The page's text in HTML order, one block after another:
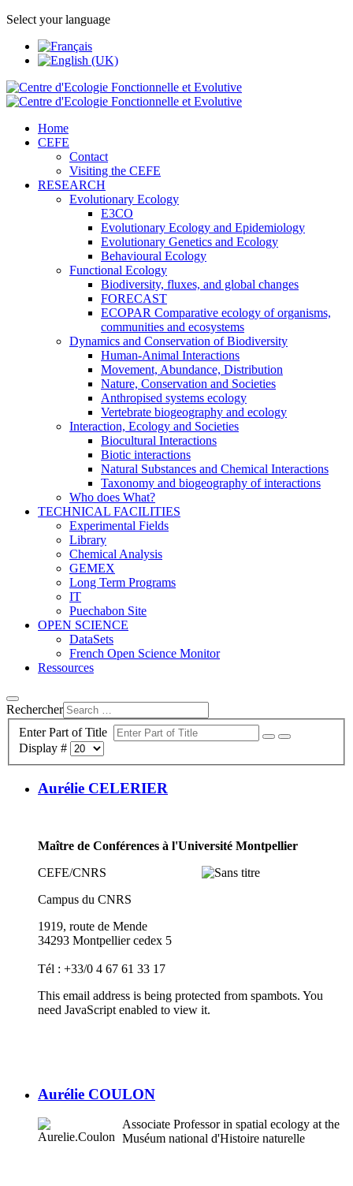
Select your language
Home
CEFE
Contact
Visiting the CEFE
RESEARCH
Evolutionary Ecology
E3CO
Evolutionary Ecology and Epidemiology
Evolutionary Genetics and Ecology
Behavioural Ecology
Functional Ecology
Biodiversity, fluxes, and global changes
FORECAST
ECOPAR Comparative ecology of organisms,
communities and ecosystems
Dynamics and Conservation of Biodiversity
Human-Animal Interactions
Movement, Abundance, Distribution
Nature, Conservation and Societies
Anthropised systems ecology
Vertebrate biogeography and ecology
Interaction, Ecology and Societies
Biocultural Interactions
Biotic interactions
Natural Substances and Chemical Interactions
Taxonomy and biogeography of interactions
Who does What?
TECHNICAL FACILITIES
Experimental Fields
Library
Chemical Analysis
GEMEX
Long Term Programs
IT
Puechabon Site
OPEN SCIENCE
DataSets
French Open Science Monitor
Ressources
Rechercher
Enter Part of Title
Display #
Aurélie CELERIER
Maître de Conférences à l'Université Montpellier
CEFE/CNRS
Campus du CNRS
1919, route de Mende
34293 Montpellier cedex 5
Tél : +33/0 4 67 61 33 17
This email address is being protected from spambots. You
need JavaScript enabled to view it.
Aurélie COULON
Associate Professor in spatial ecology at the
Muséum national d'Histoire naturelle